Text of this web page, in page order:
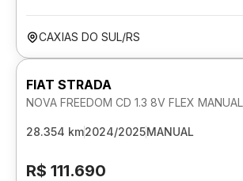
CAXIAS DO SUL/RS
FIAT STRADA
NOVA FREEDOM CD 1.3 8V FLEX MANUAL
28.354 km2024/2025MANUAL
R$ 111.690